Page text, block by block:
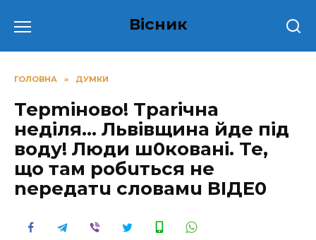
до
Вісник
ГОЛОВНА » ДУМКИ
Терmiново! Тpаrічна
неділя… Львівщина йде під
воду! Люди ш0ковані. Те,
що там робuться не
neредатu словамu ВІДЕ0